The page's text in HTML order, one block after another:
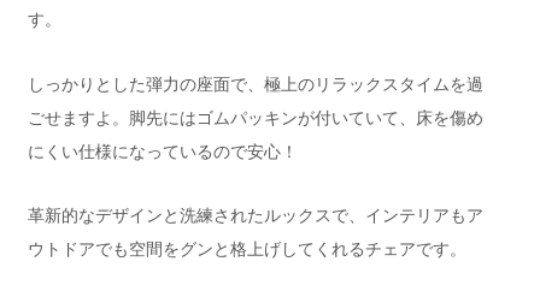
す。
しっかりとした弾力の座面で、極上のリラックスタイムを過
ごせますよ。脚先にはゴムパッキンが付いていて、床を傷め
にくい仕様になっているので安心！
革新的なデザインと洗練されたルックスで、インテリアもア
ウトドアでも空間をグンと格上げしてくれるチェアです。